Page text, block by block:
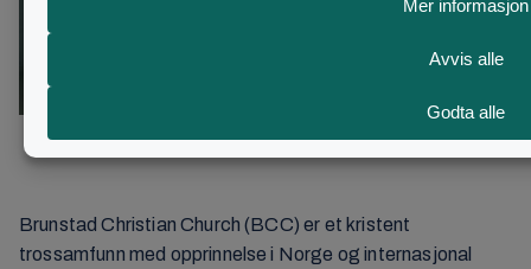
Brunstad Christian Church (BCC) er et kristent
trossamfunn med opprinnelse i Norge og internasjonal